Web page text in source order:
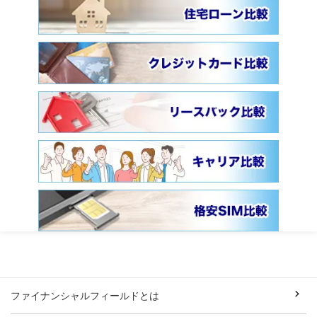
ファイナンシャルフィールドとは